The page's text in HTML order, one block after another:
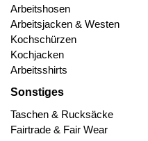
Arbeitshosen
Arbeitsjacken & Westen
Kochschürzen
Kochjacken
Arbeitsshirts
Sonstiges
Taschen & Rucksäcke
Fairtrade & Fair Wear